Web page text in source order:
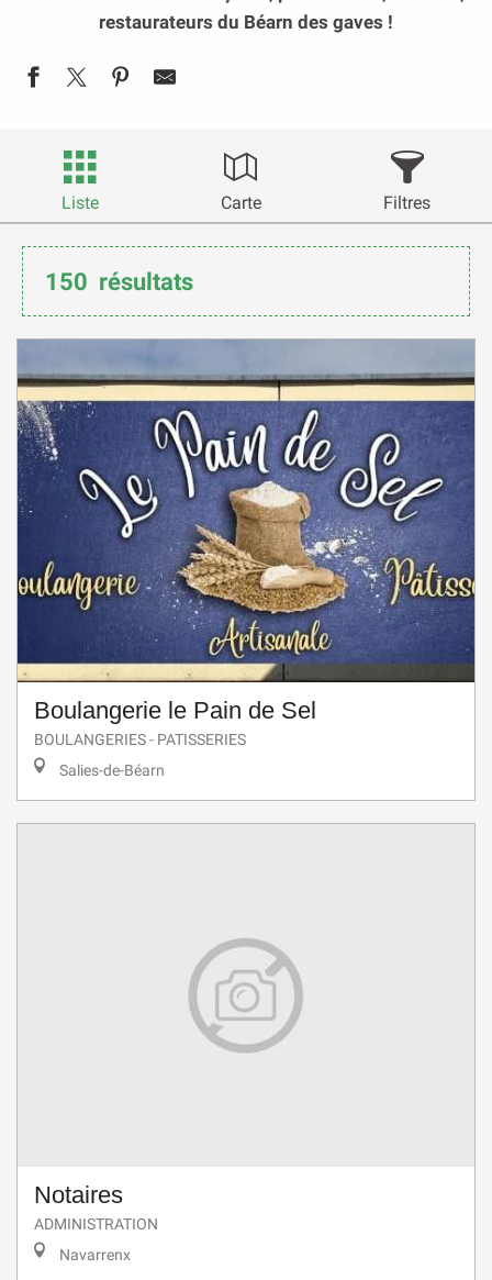
restaurateurs du Béarn des gaves !
Liste Carte Filtres
150 résultats
Boulangerie le Pain de Sel
BOULANGERIES - PATISSERIES
Salies-de-Béarn
Notaires
ADMINISTRATION
Navarrenx